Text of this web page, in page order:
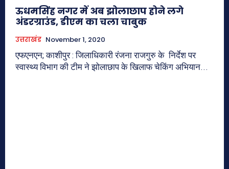
ऊधमसिंह नगर में अब झोलाछाप होने लगे
अंडरग्राउंड, डीएम का चला चाबुक
उत्तराखंड November 1, 2020
एफएनएन; काशीपुर : जिलाधिकारी रंजना राजगुरु के निर्देश पर
स्वास्थ्य विभाग की टीम ने झोलाछाप के खिलाफ चेकिंग अभियान...